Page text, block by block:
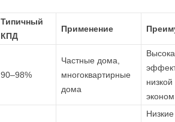
Типичный
КПД
Применение
90–98%
Частные дома,
многоквартирные
дома
Низкие